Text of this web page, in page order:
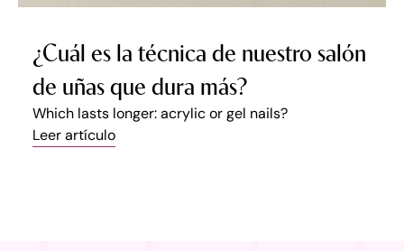
¿Cuál es la técnica de nuestro salón
de uñas que dura más?
Which lasts longer: acrylic or gel nails?
Leer artículo